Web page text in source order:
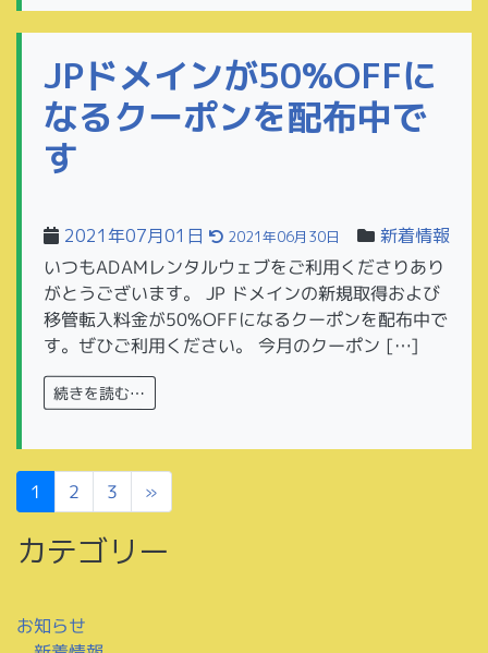
JPドメインが50%OFFに
なるクーポンを配布中で
す
2021年07月01日 2021年06月30日 新着情報
いつもADAMレンタルウェブをご利用くださりあり
がとうございます。 JP ドメインの新規取得および
移管転入料金が50%OFFになるクーポンを配布中で
す。ぜひご利用ください。 今月のクーポン […]
続きを読む…
投稿ナビゲーション
1 2 3 »
カテゴリー
お知らせ